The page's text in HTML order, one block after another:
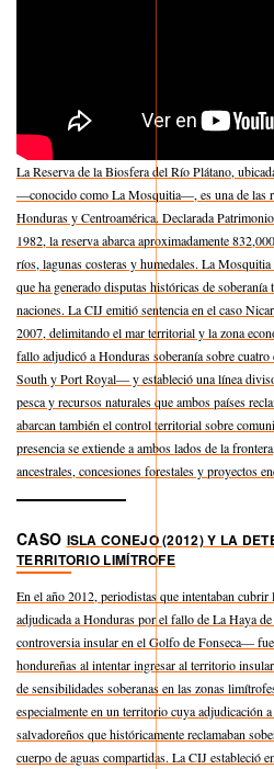
La Reserva de la Biosfera del Río Plátano,
—conocido como La Mosquitia—, es una de las
Honduras y Centroamérica. Declarada
1982, la reserva abarca aproximadamente
ríos, lagunas costeras y humedales. La
que ha generado disputas históricas de
naciones. La CIJ emitió sentencia en el caso
2007, delimitando el mar territorial y la zona
fallo adjudicó a Honduras soberanía sobre
South y Port Royal— y estableció una línea
pesca y recursos naturales que ambos países
abarcan también el control territorial sobre
presencia se extiende a ambos lados de la
ancestrales, concesiones forestales y proyectos
CASO ISLA CONEJO (2012) Y LA
TERRITORIO LIMÍTROFE
En el año 2012, periodistas que intentaban
adjudicada a Honduras por el fallo de La Haya
controversia insular en el Golfo de Fonseca—
hondureñas al intentar ingresar al territorio
de sensibilidades soberanas en las zonas
especialmente en un territorio cuya adjudicación
salvadoreños que históricamente reclamaban
cuerpo de aguas compartidas. La CIJ estableció